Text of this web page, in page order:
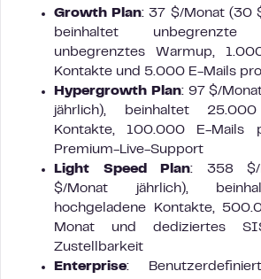
Growth Plan: 37 $/Monat (30
beinhaltet unbegrenzte
unbegrenztes Warmup,
Kontakte und 5.000 E-Mails
Hypergrowth Plan: 97 $/
jährlich), beinhaltet 25.000
Kontakte, 100.000 E-Mails
Premium-Live-Support
Light Speed Plan: 358 $/
$/Monat jährlich),
hochgeladene Kontakte,
Monat und dediziertes
Zustellbarkeit
Enterprise: